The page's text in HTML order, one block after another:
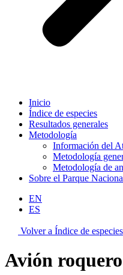
Inicio
Índice de especies
Resultados generales
Metodología
Información del
Metodología
Metodología de
Sobre el Parque
EN
ES
Volver a Índice de especies
Avión roquero